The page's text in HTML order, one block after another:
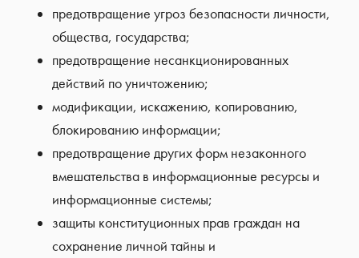
предотвращение угроз безопасности личности,
общества, государства;
предотвращение несанкционированных
действий по уничтожению;
модификации, искажению, копированию,
блокированию информации;
предотвращение других форм незаконного
вмешательства в информационные ресурсы и
информационные системы;
защиты конституционных прав граждан на
сохранение личной тайны и